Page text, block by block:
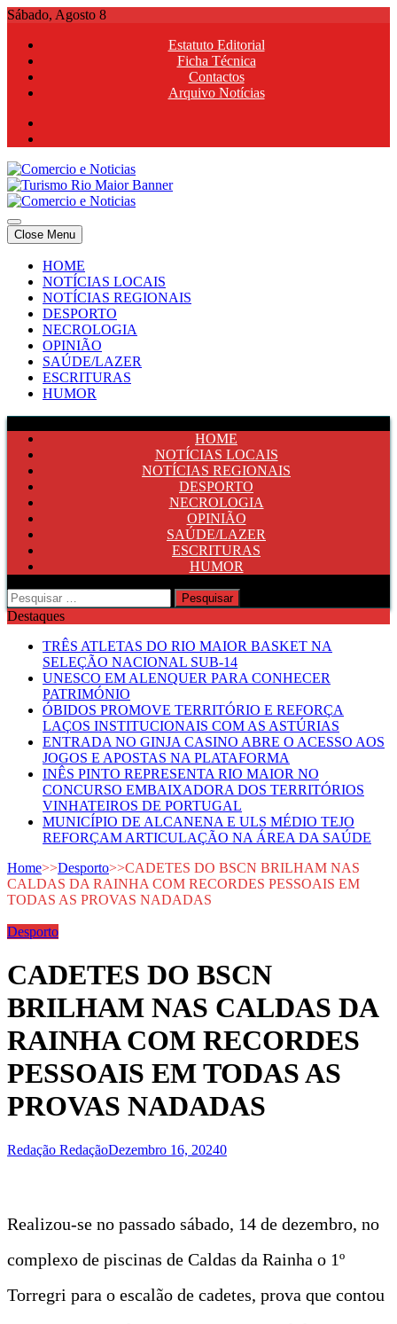
Skip
content
Sábado, Agosto 8
Estatuto Editorial
Ficha Técnica
Contactos
Arquivo Notícias
Comercio e Noticias
Notícias e Publicidade Online
Comercio e Noticias
Notícias e Publicidade Online
Close Menu
HOME
NOTÍCIAS LOCAIS
NOTÍCIAS REGIONAIS
DESPORTO
NECROLOGIA
OPINIÃO
SAÚDE/LAZER
ESCRITURAS
HUMOR
HOME
NOTÍCIAS LOCAIS
NOTÍCIAS REGIONAIS
DESPORTO
NECROLOGIA
OPINIÃO
SAÚDE/LAZER
ESCRITURAS
HUMOR
Pesquisar
por:
Destaques
TRÊS ATLETAS DO RIO MAIOR BASKET NA
SELEÇÃO NACIONAL SUB-14
UNESCO EM ALENQUER PARA CONHECER
PATRIMÓNIO
ÓBIDOS PROMOVE TERRITÓRIO E REFORÇA
LAÇOS INSTITUCIONAIS COM AS ASTÚRIAS
ENTRADA NO GINJA CASINO ABRE O ACESSO AOS
JOGOS E APOSTAS NA PLATAFORMA
INÊS PINTO REPRESENTA RIO MAIOR NO
CONCURSO EMBAIXADORA DOS TERRITÓRIOS
VINHATEIROS DE PORTUGAL
MUNICÍPIO DE ALCANENA E ULS MÉDIO TEJO
REFORÇAM ARTICULAÇÃO NA ÁREA DA SAÚDE
Home>>Desporto>>CADETES DO BSCN BRILHAM NAS
CALDAS DA RAINHA COM RECORDES PESSOAIS EM
TODAS AS PROVAS NADADAS
Desporto
CADETES DO BSCN
BRILHAM NAS CALDAS DA
RAINHA COM RECORDES
PESSOAIS EM TODAS AS
PROVAS NADADAS
Redação RedaçãoDezembro 16, 20240
Realizou-se no passado sábado, 14 de dezembro, no
complexo de piscinas de Caldas da Rainha o 1º
Torregri para o escalão de cadetes, prova que contou